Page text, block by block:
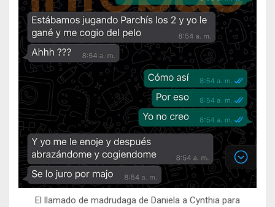
El llamado de madrudaga de Daniela a Cynthia para